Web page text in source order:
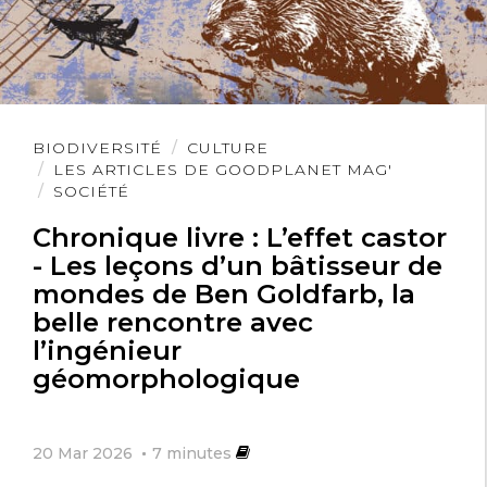
par an , soyons un peu sérieux !
Claude Courty
Non pas paresse pour tous, mais liberté
pour chacun de choisir entre satisfaire
son ambition en travaillant pour
produire, ou limiter son sort à celui de
Choix offert par un revenu universel
BIODIVERSITÉ
CULTURE
LES ARTICLES DE GOODPLANET MAG'
SOCIÉTÉ
Chronique livre : L’effet castor
- Les leçons d’un bâtisseur de
mondes de Ben Goldfarb, la
belle rencontre avec
l’ingénieur
géomorphologique
20 Mar 2026 7 minutes
Lire
l'article